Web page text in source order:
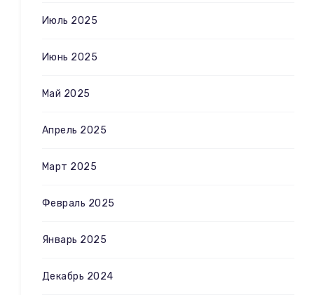
Июль 2025
Июнь 2025
Май 2025
Апрель 2025
Март 2025
Февраль 2025
Январь 2025
Декабрь 2024